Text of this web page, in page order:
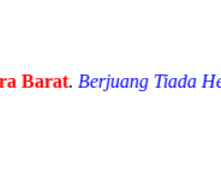
.Berjuang Tiada Henti,